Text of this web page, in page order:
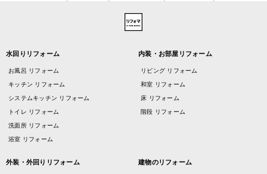
水回りリフォーム
お風呂 リフォーム
キッチン リフォーム
システムキッチン リフォーム
トイレ リフォーム
洗面所 リフォーム
浴室 リフォーム
内装・お部屋リフォーム
リビング リフォーム
和室 リフォーム
床 リフォーム
階段 リフォーム
外装・外回りリフォーム 建物のリフォーム